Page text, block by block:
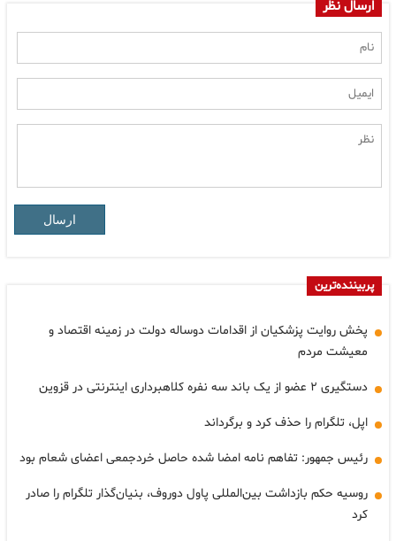
ارسال نظر
ارسال
پربیننده‌ترین
پخش روایت پزشکیان از اقدامات دوساله دولت در زمینه اقتصاد و
معیشت مردم
دستگیری ۲ عضو از یک باند سه نفره کلاهبرداری اینترنتی در قزوین
اپل، تلگرام را حذف کرد و برگرداند
رئیس جمهور: تفاهم نامه امضا شده حاصل خردجمعی اعضای شعام بود
روسیه حکم بازداشت بین‌المللی پاول دوروف، بنیان‌گذار تلگرام را صادر
کرد